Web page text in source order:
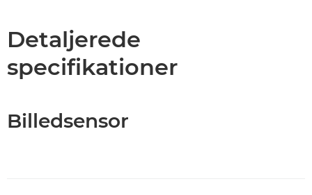
Detaljerede
specifikationer
Billedsensor